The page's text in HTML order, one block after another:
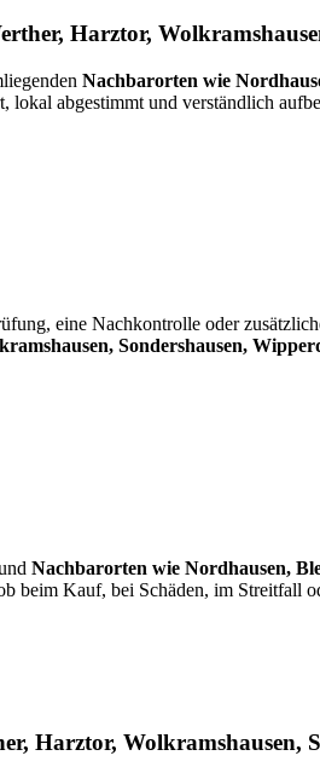
Harztor,
Nachbarorten wie
abgestimmt und verständlich
eine Nachkontrolle oder
Sondershausen,
Nachbarorten wie Nordhausen,
beim Kauf, bei Schäden, im Streitfall
Harztor, Wolkramshausen,